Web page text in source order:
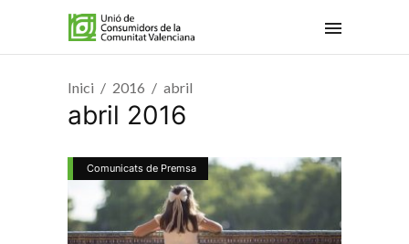
Inici 2016 abril
abril 2016
Comunicats de Premsa